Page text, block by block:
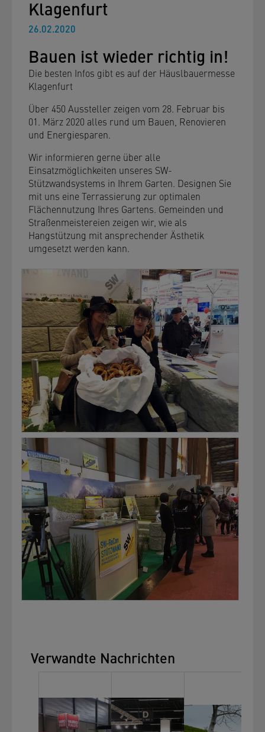
Klagenfurt
26.02.2020
Bauen ist wieder richtig in!
Die besten Infos gibt es auf der Häuslbauermesse
Klagenfurt
Über 450 Aussteller zeigen vom 28. Februar bis
01. März 2020 alles rund um Bauen, Renovieren
und Energiesparen.
Wir informieren gerne über alle
Einsatzmöglichkeiten unseres SW-
Stützwandsystems in Ihrem Garten. Designen Sie
mit uns eine Terrassierung zur optimalen
Flächennutzung Ihres Gartens. Gemeinden und
Straßenmeistereien zeigen wir, wie als
Hangstützung mit ansprechender Ästhetik
umgesetzt werden kann.
Verwandte Nachrichten